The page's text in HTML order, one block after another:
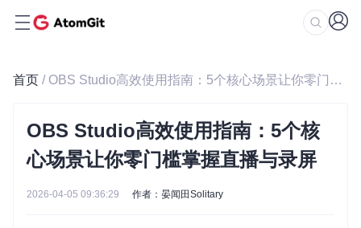
首页 / OBS Studio高效使用指南：5个核心场景让你零门槛掌握直播与录屏
OBS Studio高效使用指南：5个核
心场景让你零门槛掌握直播与录屏
2026-04-05 09:36:29 作者：晏闻田Solitary